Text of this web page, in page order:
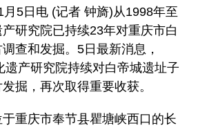
5日电 (记者 钟旖)从1998年至
研究院已持续23年对重庆市白
查和发掘。5日最新消息，
遗产研究院持续对白帝城遗址子
掘，再次取得重要收获。
庆市奉节县瞿塘峡西口的长